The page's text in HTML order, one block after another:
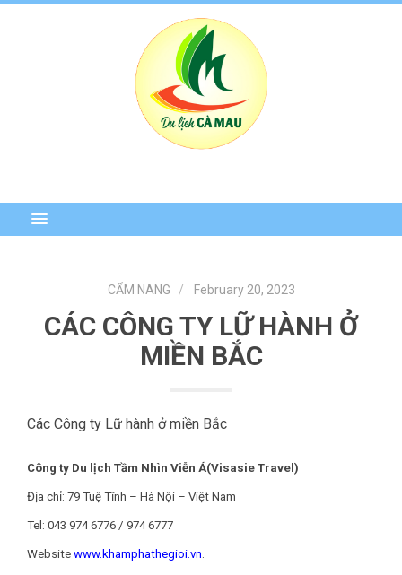
CẨM NANG February 20, 2023
CÁC CÔNG TY LỮ HÀNH Ở
MIỀN BẮC
Các Công ty Lữ hành ở miền Bắc
Công ty Du lịch Tầm Nhìn Viễn Á(Visasie Travel)
Địa chỉ: 79 Tuệ Tĩnh – Hà Nội – Việt Nam
Tel: 043 974 6776 / 974 6777
Website www.khamphathegioi.vn.